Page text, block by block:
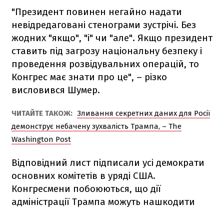
"Президент повинен негайно надати
невідредаговані стенограми зустрічі. Без
жодних "якщо", "і" чи "але". Якщо президент
ставить під загрозу національну безпеку і
проведення розвідувальних операцій, то
Конгрес має знати про це", – різко
висловився Шумер.
ЧИТАЙТЕ ТАКОЖ: Зливання секретних даних для Росії
демонструє небачену зухвалість Трампа, – The
Washington Post
Відповідний лист підписали усі демократи
основних комітетів в уряді США.
Конгресмени побоюються, що дії
адміністрації Трампа можуть нашкодити